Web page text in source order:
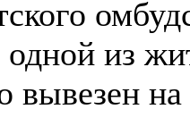
из
вывезен